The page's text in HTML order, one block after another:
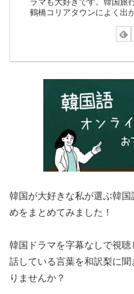
鶴橋コリアタウンによく出
韓国が大好きな私が選ぶ韓
めをまとめてみました！
韓国ドラマを字幕なしで視
話している言葉を和訳梨に
りませんか？